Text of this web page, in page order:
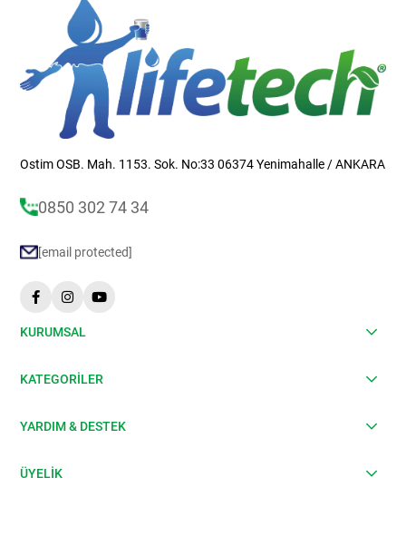
Ostim OSB. Mah. 1153. Sok. No:33 06374 Yenimahalle / ANKARA
0850 302 74 34
[email protected]
KURUMSAL
KATEGORİLER
YARDIM & DESTEK
ÜYELİK